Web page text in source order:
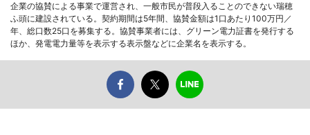
企業の協賛による事業で運営され、一般市民が普段入ることのできない瑞穂
ふ頭に建設されている。契約期間は5年間、協賛金額は1口あたり100万円／
年、総口数25口を募集する。協賛事業者には、グリーン電力証書を発行する
ほか、発電電力量等を表示する表示盤などに企業名を表示する。